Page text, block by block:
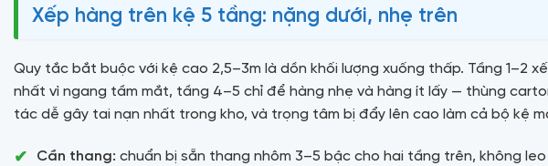
Xếp hàng trên kệ 5 tầng: nặng dưới, nhẹ trên
Quy tắc bắt buộc với kệ cao 2,5–3m là dồn khối lượng xuống thấp. Tầng 1–2
nhất vì ngang tầm mắt, tầng 4–5 chỉ để hàng nhẹ và hàng ít lấy — thùng
tác dễ gây tai nạn nhất trong kho, và trọng tâm bị đẩy lên cao làm cả bộ kệ
Cần thang: chuẩn bị sẵn thang nhôm 3–5 bậc cho hai tầng trên, không leo